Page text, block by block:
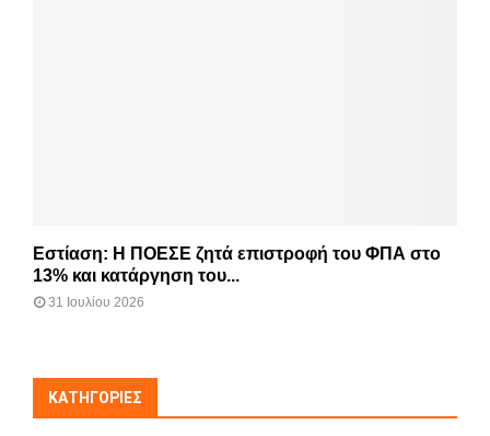
Εστίαση: Η ΠΟΕΣΕ ζητά επιστροφή του ΦΠΑ στο
13% και κατάργηση του...
31 Ιουλίου 2026
KΑΤΗΓΟΡΊΕΣ